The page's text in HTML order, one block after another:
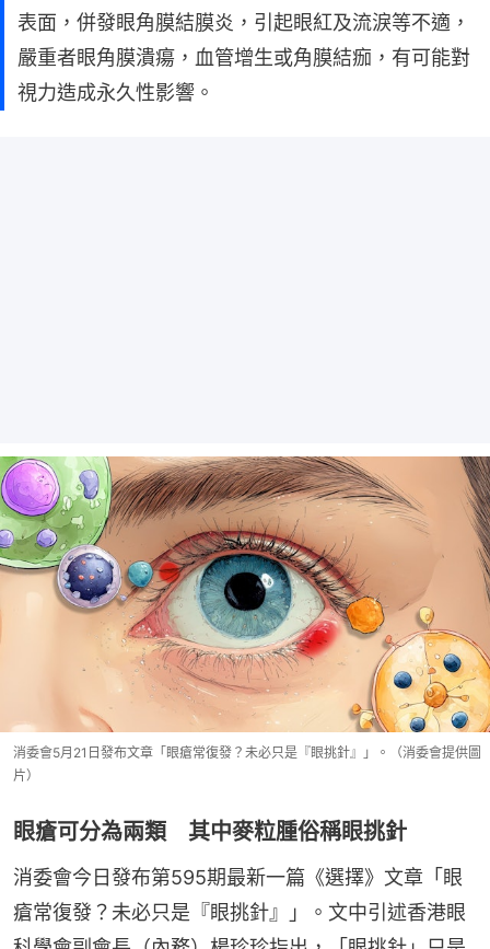
表面，併發眼角膜結膜炎，引起眼紅及流淚等不適，
嚴重者眼角膜潰瘍，血管增生或角膜結痂，有可能對
視力造成永久性影響。
消委會5月21日發布文章「眼瘡常復發？未必只是『眼挑針』」。（消委會提供圖
片）
眼瘡可分為兩類 其中麥粒腫俗稱眼挑針
消委會今日發布第595期最新一篇《選擇》文章「眼
瘡常復發？未必只是『眼挑針』」。文中引述香港眼